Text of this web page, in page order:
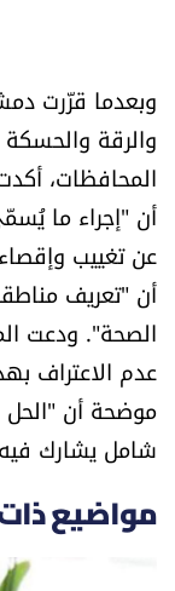
فيديو
من نحن
للتواصل معنا
شروط الاستخدام
شروط الإشتراك
وبعدما قرّرت
والرقة
المحافظات،
أن "إجراء ما
عن تغييب
أن "تعريف
الصحة". ودعت
موضحة أن
شامل يشارك
مواضيع